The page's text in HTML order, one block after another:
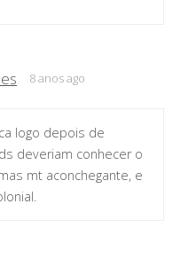
8 anos ago
logo depois de
deveriam conhecer o
mt aconchegante, e